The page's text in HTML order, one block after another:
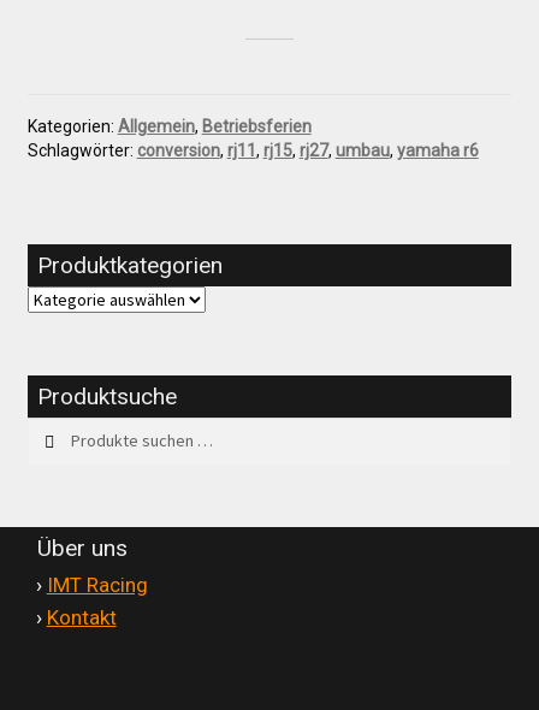
Kategorien: Allgemein, Betriebsferien
Schlagwörter: conversion, rj11 , rj15, rj27, umbau, yamaha r6
Produktkategorien
Produktsuche
nach:
Suchen
Über uns
› IMT Racing
› Kontakt